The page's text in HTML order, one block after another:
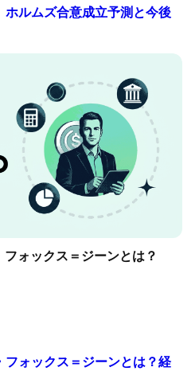
ルムズ合意成立予測と今後
ォックス＝ジーンとは？
ォックス＝ジーンとは？経